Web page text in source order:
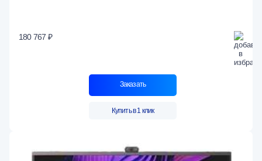
180 767 ₽
Заказать
Купить в 1 клик